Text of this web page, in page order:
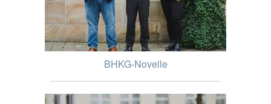
BHKG-Novelle